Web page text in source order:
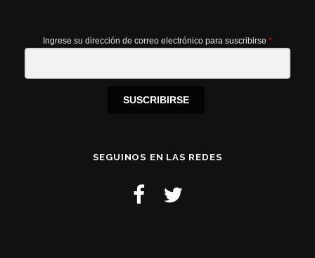
Ingrese su dirección de correo electrónico para suscribirse *
SUSCRIBIRSE
SEGUINOS EN LAS REDES